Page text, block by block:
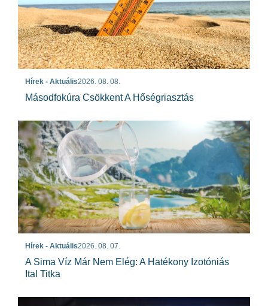
Hírek - Aktuális2026. 08. 08.
Másodfokúra Csökkent A Hőségriasztás
Hírek - Aktuális2026. 08. 07.
A Sima Víz Már Nem Elég: A Hatékony Izotóniás
Ital Titka